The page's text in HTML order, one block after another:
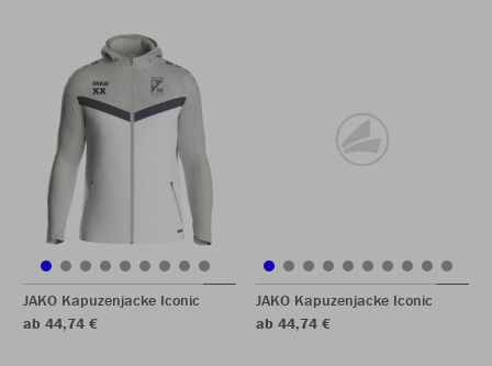
JAKO Kapuzenjacke Iconic
ab 44,74 €
JAKO Kapuzenjacke Iconic
ab 44,74 €